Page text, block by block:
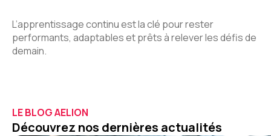
L’apprentissage continu est la clé pour rester
performants, adaptables et prêts à relever les défis de
demain.
LE BLOG AELION
Découvrez nos dernières actualités